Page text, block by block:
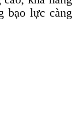
bạo lực càng